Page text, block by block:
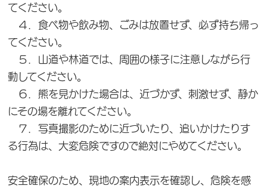
てください。
４．食べ物や飲み物、ごみは放置せず、必ず持ち帰っ
てください。
５．山道や林道では、周囲の様子に注意しながら行
動してください。
６．熊を見かけた場合は、近づかず、刺激せず、静か
にその場を離れてください。
７．写真撮影のために近づいたり、追いかけたりす
る行為は、大変危険ですので絶対にやめてください。
安全確保のため、現地の案内表示を確認し、危険を感